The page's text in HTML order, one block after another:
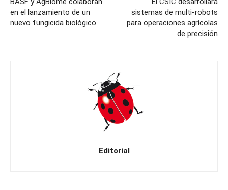
en el lanzamiento de un
nuevo fungicida biológico
sistemas de multi-robots
para operaciones agrícolas
de precisión
Editorial